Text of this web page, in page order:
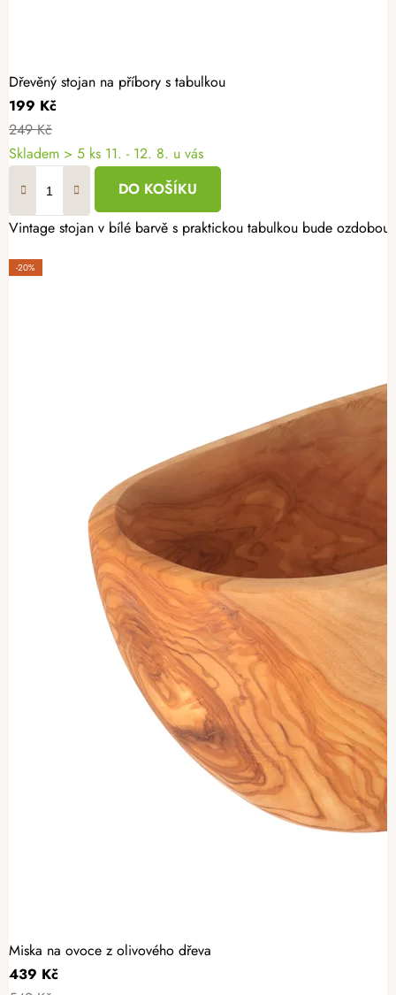
Dřevěný stojan na příbory s tabulkou
199 Kč
249 Kč
Skladem > 5 ks 11. - 12. 8. u vás
DO KOŠÍKU
Vintage stojan v bílé barvě s praktickou tabulkou bude
-20%
Miska na ovoce z olivového dřeva
439 Kč